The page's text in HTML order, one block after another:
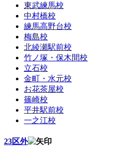
東武練馬校
中村橋校
練馬高野台校
梅島校
北綾瀬駅前校
竹ノ塚・保木間校
立石校
金町・水元校
お花茶屋校
篠崎校
平井駅前校
一之江校
23区外